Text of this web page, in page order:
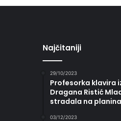
Najčitaniji
29/10/2023
Profesorka klavira
Dragana Ristić
stradala na
03/12/2023